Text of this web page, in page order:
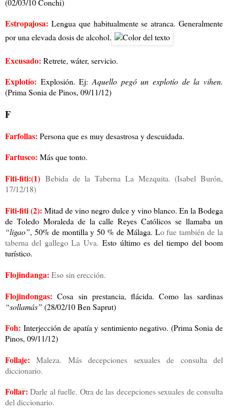
(02/03/10 Conchi)
Estropajosa: Lengua que habitualmente se atranca. Generalmente
por una elevada dosis de alcohol.
Excusado: Retrete, wáter, servicio.
Explotío: Explosión. Ej:Aquello pegó un explotío de la vihen.
(Prima Sonia de Pinos, 09/11/12)
F
Farfollas: Persona que es muy desastrosa y descuidada.
Fartusco: Más que tonto.
Fiti-fiti:(1) Bebida de la Taberna La Mezquita.(Isabel Burón,
17/12/18)
Fiti-fiti (2): Mitad de vino negro dulce y vino blanco. En la Bodega
de Toledo Moraleda de la calle Reyes Católicos se llamaba un
“ligao”, 50% de montilla y 50 % de Málaga. Lo fue también de la
taberna del gallego La Uva.Esto último es del tiempo del boom
turístico.
Flojindanga: Eso sin erección.
Flojindongas:Cosa sin prestancia, flácida. Como las sardinas
“sollamás” (28/02/10 Ben Saprut)
Foh: Interjección de apatía y sentimiento negativo. (Prima Sonia de
Pinos, 09/11/12)
Follaje: Maleza. Más decepciones sexuales de consulta del
diccionario.
Follar: Darle al fuelle. Otra de las decepciones sexuales de consulta
del diccionario.